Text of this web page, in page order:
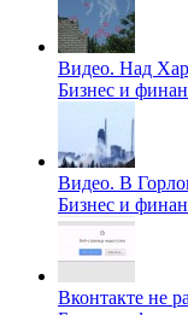
Видео. Над
Бизнес и
Видео. В
Бизнес и
Вконтакте не